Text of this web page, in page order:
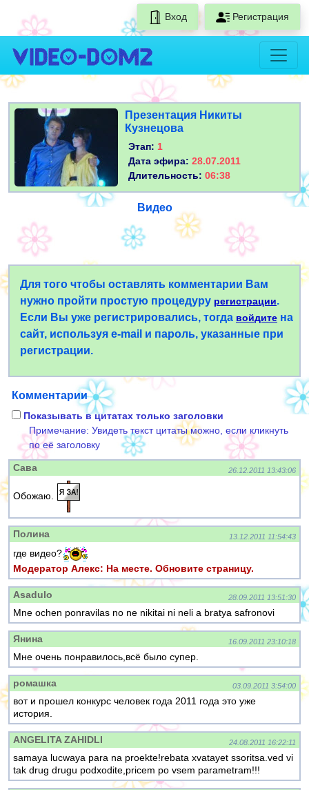
Вход Регистрация
Презентация Никиты
Кузнецова
Этап: 1
Дата эфира: 28.07.2011
Длительность: 06:38
Видео
Для того чтобы оставлять комментарии Вам
нужно пройти простую процедуру регистрации.
Если Вы уже регистрировались, тогда войдите на
сайт, используя e-mail и пароль, указанные при
регистрации.
Комментарии
Показывать в цитатах только заголовки
Примечание: Увидеть текст цитаты можно, если кликнуть
по её заголовку
Сава 26.12.2011 13:43:06
Обожаю.
Полина 13.12.2011 11:54:43
где видео?
Модератор Алекс: На месте. Обновите страницу.
Asadulo 28.09.2011 13:51:30
Mne ochen ponravilas no ne nikitai ni neli a bratya safronovi
Янина 16.09.2011 23:10:18
Мне очень понравилось,всё было супер.
ромашка 03.09.2011 3:54:00
вот и прошел конкурс человек года 2011 года это уже
история.
ANGELITA ZAHIDLI 24.08.2011 16:22:11
samaya lucwaya para na proekte!rebata xvatayet ssoritsa.ved vi
tak drug drugu podxodite,pricem po vsem parametram!!!